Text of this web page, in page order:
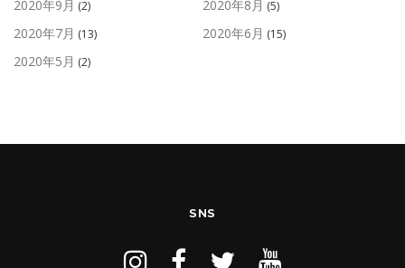
2020年9月 (2) 2020年8月 (5)
2020年7月 (13) 2020年6月 (15)
2020年5月 (2)
SNS